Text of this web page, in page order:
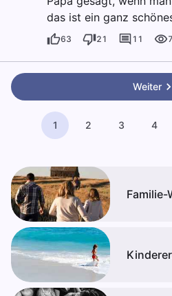
das ist ein ganz
63 21 11
Weiter
1 2 3 4
Familie-